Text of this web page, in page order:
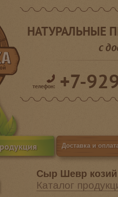
Доставка и
НАТУРАЛЬНЫЕ
с
телефон: +7-
Сыр Шевр козий
Каталог